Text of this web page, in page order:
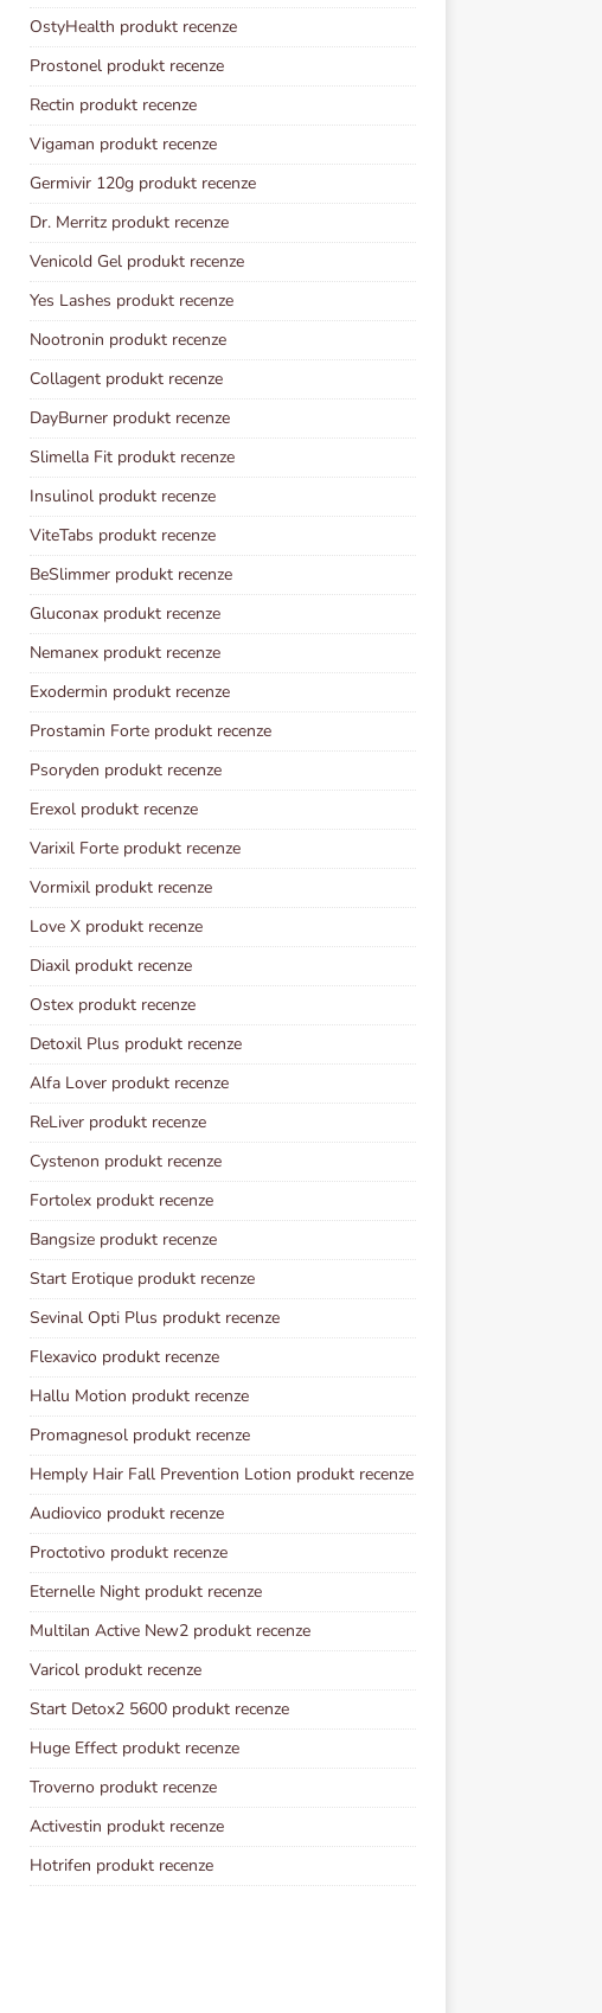
OstyHealth produkt recenze
Prostonel produkt recenze
Rectin produkt recenze
Vigaman produkt recenze
Germivir 120g produkt recenze
Dr. Merritz produkt recenze
Venicold Gel produkt recenze
Yes Lashes produkt recenze
Nootronin produkt recenze
Collagent produkt recenze
DayBurner produkt recenze
Slimella Fit produkt recenze
Insulinol produkt recenze
ViteTabs produkt recenze
BeSlimmer produkt recenze
Gluconax produkt recenze
Nemanex produkt recenze
Exodermin produkt recenze
Prostamin Forte produkt recenze
Psoryden produkt recenze
Erexol produkt recenze
Varixil Forte produkt recenze
Vormixil produkt recenze
Love X produkt recenze
Diaxil produkt recenze
Ostex produkt recenze
Detoxil Plus produkt recenze
Alfa Lover produkt recenze
ReLiver produkt recenze
Cystenon produkt recenze
Fortolex produkt recenze
Bangsize produkt recenze
Start Erotique produkt recenze
Sevinal Opti Plus produkt recenze
Flexavico produkt recenze
Hallu Motion produkt recenze
Promagnesol produkt recenze
Hemply Hair Fall Prevention Lotion produkt recenze
Audiovico produkt recenze
Proctotivo produkt recenze
Eternelle Night produkt recenze
Multilan Active New2 produkt recenze
Varicol produkt recenze
Start Detox2 5600 produkt recenze
Huge Effect produkt recenze
Troverno produkt recenze
Activestin produkt recenze
Hotrifen produkt recenze